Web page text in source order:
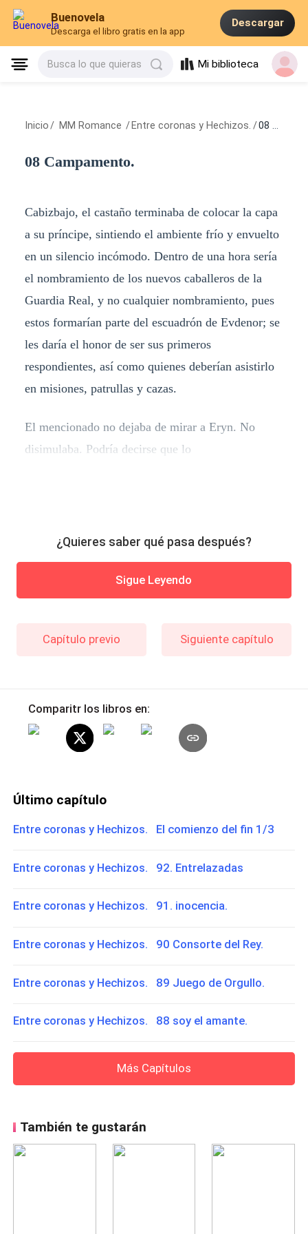
Buenovela
Descarga el libro gratis en la app
Descargar
Busca lo que quieras Mi biblioteca
Inicio / MM Romance / Entre coronas y Hechizos. /08 Campamento.
08 Campamento.
Cabizbajo, el castaño terminaba de colocar la capa
a su príncipe, sintiendo el ambiente frío y envuelto
en un silencio incómodo. Dentro de una hora sería
el nombramiento de los nuevos caballeros de la
Guardia Real, y no cualquier nombramiento, pues
estos formarían parte del escuadrón de Evdenor; se
les daría el honor de ser sus primeros
respondientes, así como quienes deberían asistirlo
en misiones, patrullas y cazas.
El mencionado no dejaba de mirar a Eryn. No
disimulaba. Podría decirse que lo
¿Quieres saber qué pasa después?
Sigue Leyendo
Capítulo previo Siguiente capítulo
Comparitr los libros en:
Último capítulo
Entre coronas y Hechizos. El comienzo del fin 1/3
Entre coronas y Hechizos. 92. Entrelazadas
Entre coronas y Hechizos. 91. inocencia.
Entre coronas y Hechizos. 90 Consorte del Rey.
Entre coronas y Hechizos. 89 Juego de Orgullo.
Entre coronas y Hechizos. 88 soy el amante.
Más Capítulos
También te gustarán